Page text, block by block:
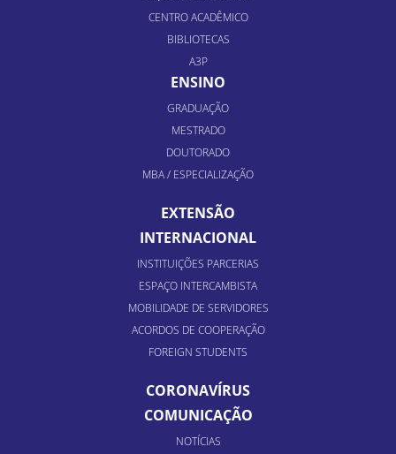
CENTRO ACADÊMICO
BIBLIOTECAS
A3P
ENSINO
GRADUAÇÃO
MESTRADO
DOUTORADO
MBA / ESPECIALIZAÇÃO
EXTENSÃO
INTERNACIONAL
INSTITUIÇÕES PARCERIAS
ESPAÇO INTERCAMBISTA
MOBILIDADE DE SERVIDORES
ACORDOS DE COOPERAÇÃO
FOREIGN STUDENTS
CORONAVÍRUS
COMUNICAÇÃO
NOTÍCIAS